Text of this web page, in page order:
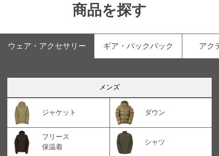
商品を探す
ウェア・アクセサリー ギア・バックパック アク
メンズ
ジャケット ダウン
フリース
保温着
シャツ